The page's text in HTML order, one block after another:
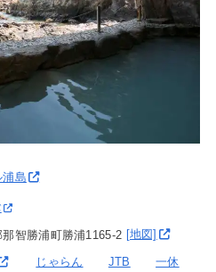
島
智勝浦町勝浦1165-2 [地図]
じゃらん JTB
一休